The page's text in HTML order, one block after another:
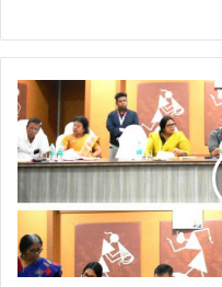
प्रमुख
सचिव
सोनमणि
बोरा
अध्यक्षता
उच्च
स्तरीय